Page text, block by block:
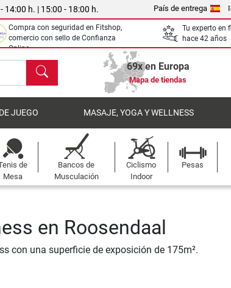
14:00 h. | 15:00 - 18:00 h. País de entrega
Compra con seguridad en Fitshop,
comercio con sello de Confianza
Online.
Tu experto en
hace 42 años
Buscar 69x en Europa
Mapa de tiendas
JUEGO MASAJE, YOGA Y WELLNESS
de
Mesa
Bancos de
Musculación
Ciclismo
Indoor
Pesas
en Roosendaal
con una superficie de exposición de 175m².